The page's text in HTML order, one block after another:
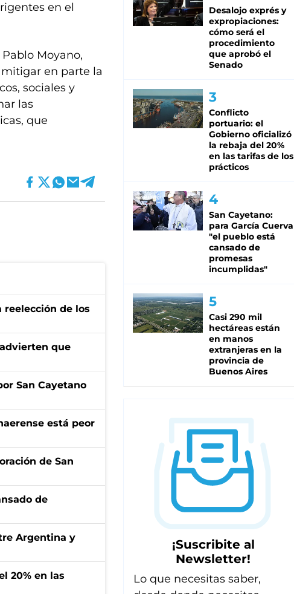
en el
Moyano,
mitigar en parte la
sociales y
las
que
de los
que
San Cayetano
está peor
de San
de
Argentina y
20% en las
Desalojo exprés y
expropiaciones:
cómo será el
procedimiento
que aprobó el
Senado
Conflicto
portuario: el
Gobierno oficializó
la rebaja del 20%
en las tarifas de los
prácticos
San Cayetano:
para García Cuerva
"el pueblo está
cansado de
promesas
incumplidas"
Casi 290 mil
hectáreas están
en manos
extranjeras en la
provincia de
Buenos Aires
¡Suscribite al
Newsletter!
Lo que necesitas saber,